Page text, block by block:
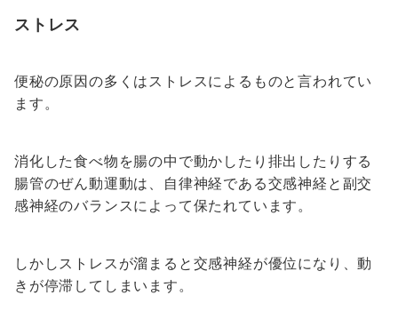
ストレス
便秘の原因の多くはストレスによるものと言われてい
ます。
消化した食べ物を腸の中で動かしたり排出したりする
腸管のぜん動運動は、自律神経である交感神経と副交
感神経のバランスによって保たれています。
しかしストレスが溜まると交感神経が優位になり、動
きが停滞してしまいます。